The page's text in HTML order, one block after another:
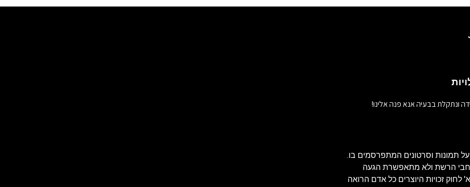
ונתקלת בבעיה אנא פנה אלינו!
תמונות וסרטונים המתפרסמים בו.
הרשת ולא מתאפשרת הגעה
למקור החומר הויזאולי, לכן בהתאם לסעיף 27א' לחוק זכויות היוצרים כל אדם הרואה